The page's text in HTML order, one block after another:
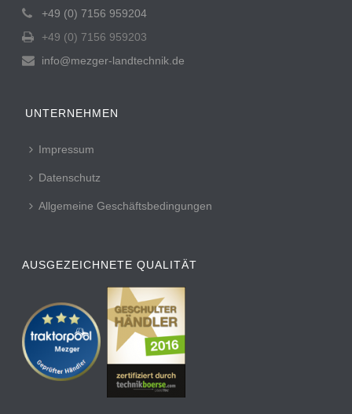
+49 (0) 7156 959204
+49 (0) 7156 959203
info@mezger-landtechnik.de
UNTERNEHMEN
Impressum
Datenschutz
Allgemeine Geschäftsbedingungen
AUSGEZEICHNETE QUALITÄT